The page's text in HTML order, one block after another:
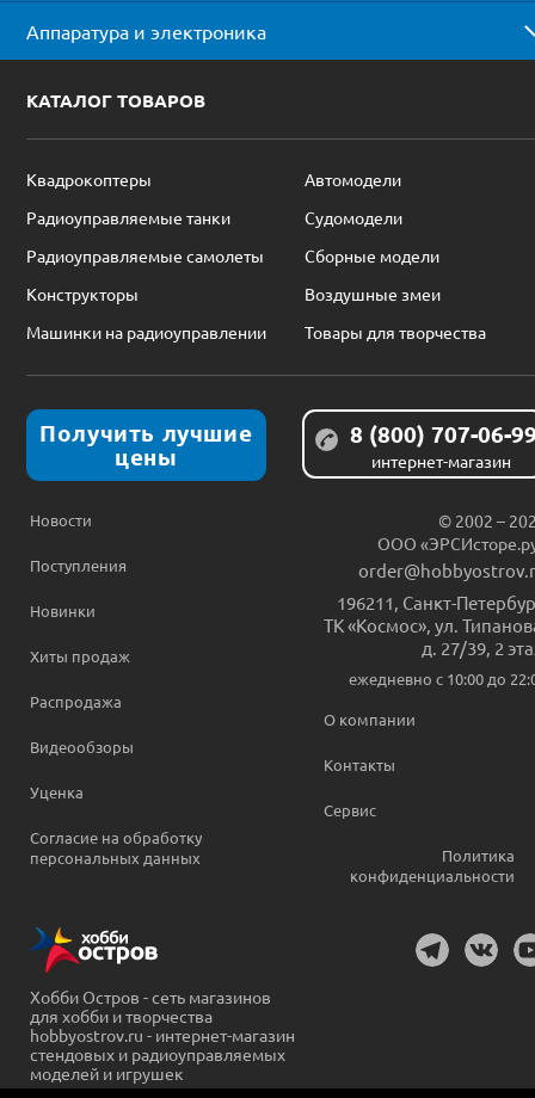
Аппаратура и электроника
КАТАЛОГ ТОВАРОВ
Квадрокоптеры
Автомодели
Радиоуправляемые танки
Судомодели
Радиоуправляемые самолеты
Сборные модели
Конструкторы
Воздушные змеи
Машинки на радиоуправлении
Товары для творчества
Получить лучшие
цены
8 (800) 707-06-
интернет-магазин
Новости
Поступления
Новинки
Хиты продаж
Распродажа
Видеообзоры
Уценка
Согласие на обработку
персональных данных
© 2002 –
ООО
196211, Санкт-
ТК «Космос», ул.
д. 27/39, 2
ежедневно c 10:00 до
О компании
Контакты
Сервис
Политика
конфиденциальности
Хобби Остров - сеть магазинов
для хобби и творчества
hobbyostrov.ru - интернет-магазин
стендовых и радиоуправляемых
моделей и игрушек